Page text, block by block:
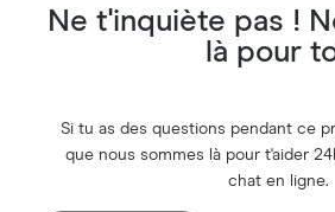
Ne t'inquiète pas !
là pour
Si tu as des questions pendant ce
que nous sommes là pour t'aider
chat en ligne.